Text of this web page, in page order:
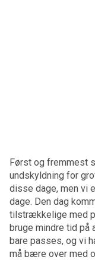
Først og fremmest
undskyldning for
disse dage, men vi
dage. Den dag
tilstrækkelige med
bruge mindre tid på
bare passes, og vi
må bære over med